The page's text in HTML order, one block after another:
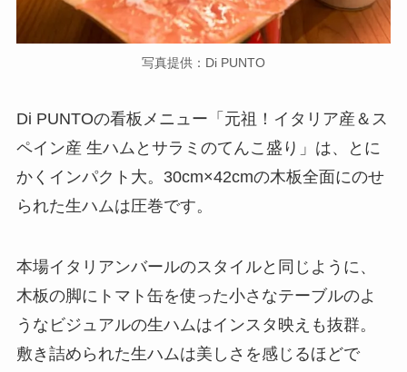
写真提供：Di PUNTO
Di PUNTOの看板メニュー「元祖！イタリア産＆ス
ペイン産 生ハムとサラミのてんこ盛り」は、とに
かくインパクト大。30cm×42cmの木板全面にのせ
られた生ハムは圧巻です。
本場イタリアンバールのスタイルと同じように、
木板の脚にトマト缶を使った小さなテーブルのよ
うなビジュアルの生ハムはインスタ映えも抜群。
敷き詰められた生ハムは美しさを感じるほどで